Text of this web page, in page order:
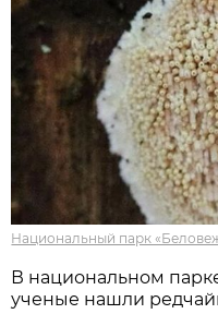
Национальный парк
В национальном
ученые нашли